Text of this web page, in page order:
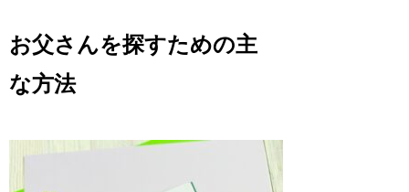
お父さんを探すための主
な方法